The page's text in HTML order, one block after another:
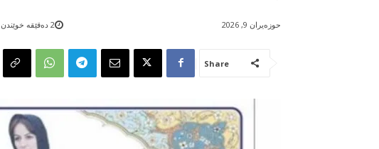
2 دەقێقە خوێندن حوزه‌یران 9, 2026
Share